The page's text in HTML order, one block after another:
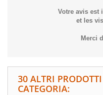
Votre avis est
et les
Merci
30 ALTRI
CATEGORIA: